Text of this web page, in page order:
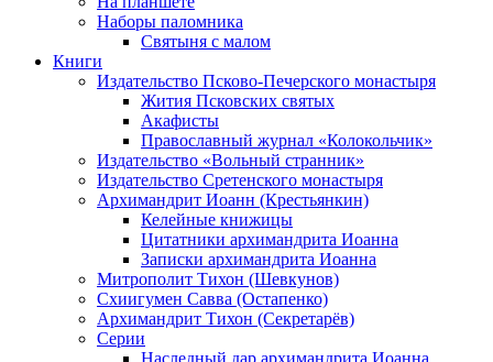
Наборы паломника
Святыня с малом
Книги
Издательство Псково-Печерского монастыря
Жития Псковских святых
Акафисты
Православный журнал «Колокольчик»
Издательство «Вольный странник»
Издательство Сретенского монастыря
Архимандрит Иоанн (Крестьянкин)
Келейные книжицы
Цитатники архимандрита Иоанна
Записки архимандрита Иоанна
Митрополит Тихон (Шевкунов)
Схиигумен Савва (Остапенко)
Архимандрит Тихон (Секретарёв)
Серии
Наследный дар архимандрита Иоанна